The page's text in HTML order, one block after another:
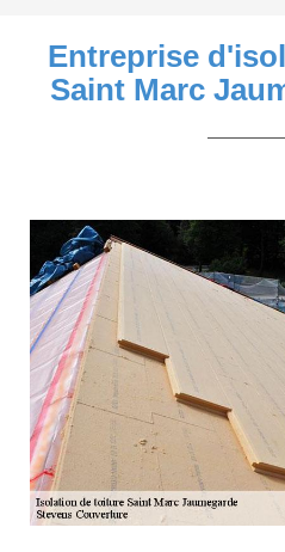
Entreprise
Saint Marc